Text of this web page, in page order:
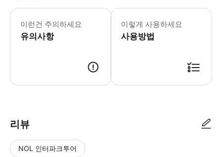
이런건 주의하세요
유의사항
이렇게 사용하세요
사용방법
리뷰
NOL 인터파크투어